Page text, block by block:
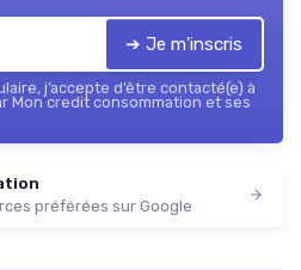
➔ Je m'inscris
j’accepte d’être contacté(e) à
Mon credit consommation et ses
préférées sur Google